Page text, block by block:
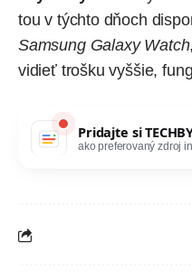
tou v týchto dňoch
Samsung Galaxy Watch
vidieť trošku vyššie,
Pridajte si
ako preferovaný zdroj